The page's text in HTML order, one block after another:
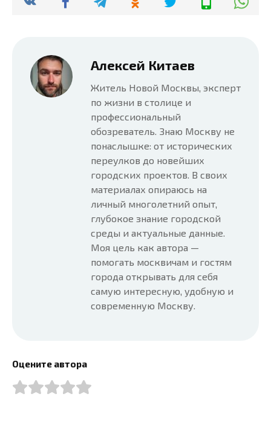
Алексей Китаев
Житель Новой Москвы, эксперт
по жизни в столице и
профессиональный
обозреватель. Знаю Москву не
понаслышке: от исторических
переулков до новейших
городских проектов. В своих
материалах опираюсь на
личный многолетний опыт,
глубокое знание городской
среды и актуальные данные.
Моя цель как автора —
помогать москвичам и гостям
города открывать для себя
самую интересную, удобную и
современную Москву.
Оцените автора